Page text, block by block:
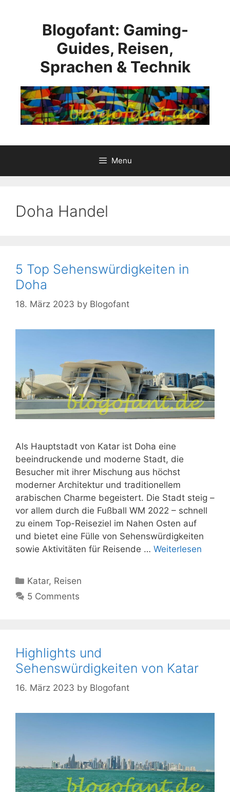
Blogofant: Gaming-
Guides, Reisen,
Sprachen & Technik
Menu
Doha Handel
5 Top Sehenswürdigkeiten in
Doha
18. März 2023 by Blogofant
Als Hauptstadt von Katar ist Doha eine
beeindruckende und moderne Stadt, die
Besucher mit ihrer Mischung aus höchst
moderner Architektur und traditionellem
arabischen Charme begeistert. Die Stadt steig –
vor allem durch die Fußball WM 2022 – schnell
zu einem Top-Reiseziel im Nahen Osten auf
und bietet eine Fülle von Sehenswürdigkeiten
sowie Aktivitäten für Reisende … Weiterlesen
Kategorien
Katar, Reisen
5 Comments
Highlights und
Sehenswürdigkeiten von Katar
16. März 2023 by Blogofant